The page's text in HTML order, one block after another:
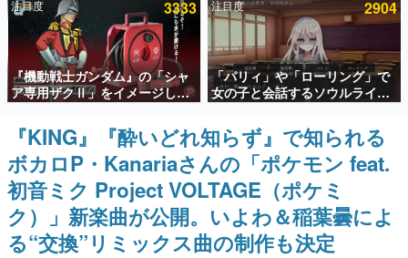
連載・特集一覧
殿堂入り記事
SNS拡散数が数千以上！ ページビュー数万以上！ などな
ど。多くの人々に読まれた、電ファミ渾身の“殿堂入り”記
事をまとめました。
ゲームの企画書
名作ゲームクリエイターの方々に製作時のエピソードをお
聞きし、ヒットする企画（ゲーム）とは何か？を探ってい
赫本
この物語を解いてはいけない。『赫本』は、〈試験問題〉
の形をした短編ホラー小説集です。
シュリストをもとにチェコ語に
対応しSNSで話題に。『キング
ダム・カム』開発元やチェコの
プロ野球選手から称賛の声
明。『Re:ゼロから始める異世
界生活』オットー役、『ヒプノ
シスマイク』山田三郎役など
注目度 3333
『機動戦士ガンダム』の「シャ
ア専用ザクⅡ」をイメージした
散水ホースリールが予約開始。
本体にはシャアのパーソナルマ
ークやジオン公国軍のエンブレ
ム、型式番号などを配置
注目度 2904
「パリィ」や「ローリング」で
女の子と会話するソウルライク
恋愛ゲーム『小早川さんはソウ
ルライク』無料公開。返事に失
敗すると「YOU DIED」
『KING』『酔いどれ知らず』で知られる
ボカロP・Kanariaさんの「ポケモン feat.
初音ミク Project VOLTAGE（ポケミ
ク）」新楽曲が公開。いよわ＆稲葉曇によ
る“交換”リミックス曲の制作も決定